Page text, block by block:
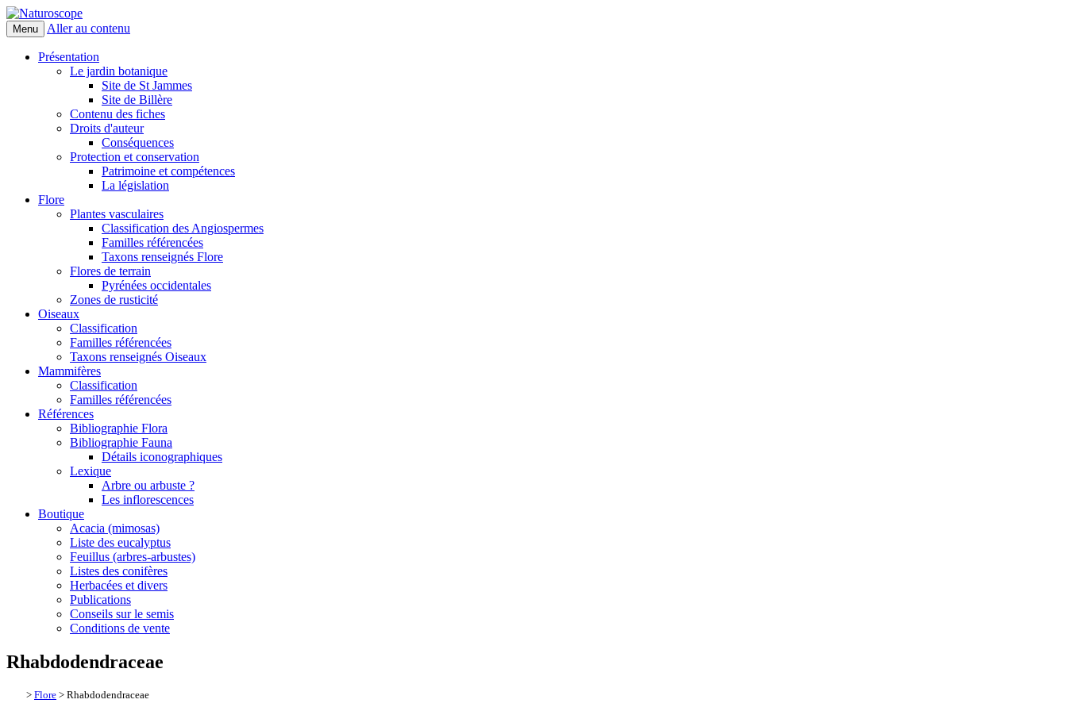
Naturoscope
Menu Aller au contenu
Présentation
Le jardin botanique
Site de St Jammes
Site de Billère
Contenu des fiches
Droits d'auteur
Conséquences
Protection et conservation
Patrimoine et compétences
La législation
Flore
Plantes vasculaires
Classification des Angiospermes
Familles référencées
Taxons renseignés Flore
Flores de terrain
Pyrénées occidentales
Zones de rusticité
Oiseaux
Classification
Familles référencées
Taxons renseignés Oiseaux
Mammifères
Classification
Familles référencées
Références
Bibliographie Flora
Bibliographie Fauna
Détails iconographiques
Lexique
Arbre ou arbuste ?
Les inflorescences
Boutique
Acacia (mimosas)
Liste des eucalyptus
Feuillus (arbres-arbustes)
Listes des conifères
Herbacées et divers
Publications
Conseils sur le semis
Conditions de vente
Rhabdodendraceae
> Flore > Rhabdodendraceae